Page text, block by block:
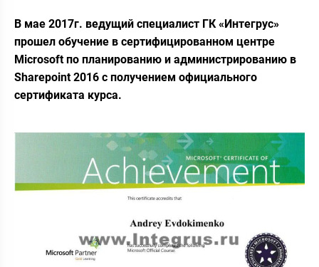
В мае 2017г. ведущий специалист ГК «Интегрус»
прошел обучение в сертифицированном центре
Microsoft по планированию и администрированию в
Sharepoint 2016 с получением официального
сертификата курса.